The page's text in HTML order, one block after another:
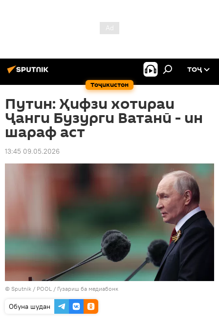
Тоҷикистон
ТОҶ
Путин: Ҳифзи хотираи
Ҷанги Бузурги Ватанӣ - ин
шараф аст
13:45 09.05.2026
© Sputnik / POOL / Гузариш ба медиабонк
Обуна шудан